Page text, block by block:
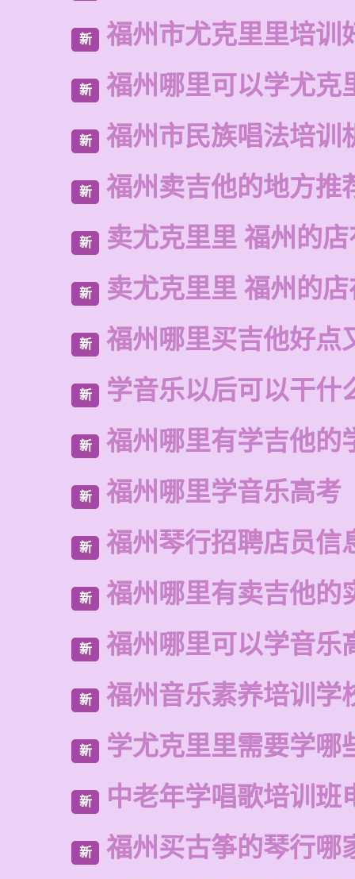
新 福州市尤克里里培训
新 福州哪里可以学尤克
新 福州市民族唱法培训
新 福州卖吉他的地方推
新 卖尤克里里 福州的
新 卖尤克里里 福州的
新 福州哪里买吉他好点
新 学音乐以后可以干什
新 福州哪里有学吉他的
新 福州哪里学音乐高考
新 福州琴行招聘店员信
新 福州哪里有卖吉他的
新 福州哪里可以学音乐
新 福州音乐素养培训学
新 学尤克里里需要学哪
新 中老年学唱歌培训班
新 福州买古筝的琴行哪